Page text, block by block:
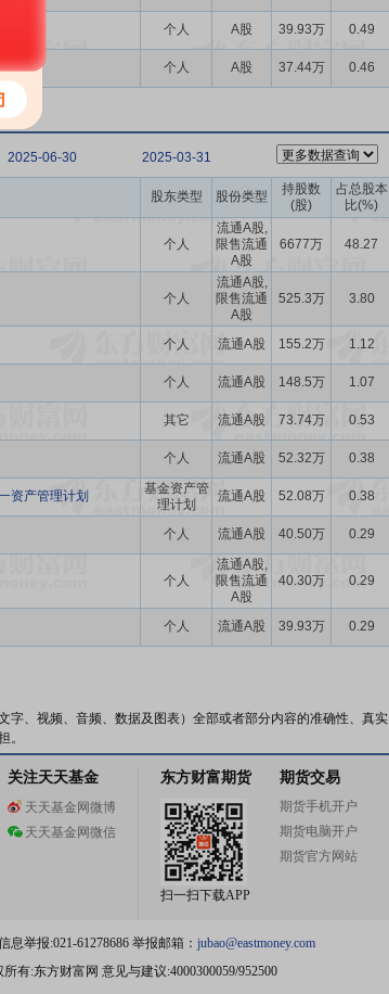
个人 A股 39.93万 0.49
个人 A股 37.44万 0.46
2025-06-30 2025-03-31
股东类型 股份类型
持股数
(股)
占总股本
比(%)
个人
流通A股,
限售流通
A股
6677万 48.27
个人
流通A股,
限售流通
A股
525.3万 3.80
个人 流通A股 155.2万 1.12
个人 流通A股 148.5万 1.07
其它 流通A股 73.74万 0.53
个人 流通A股 52.32万 0.38
资产管理计划
基金资产管
理计划
流通A股 52.08万 0.38
个人 流通A股 40.50万 0.29
个人
流通A股,
限售流通
A股
40.30万 0.29
个人 流通A股 39.93万 0.29
、视频、音频、数据及图表）全部或者部分内容的准确性、真实
。
关注天天基金
天天基金网微博
天天基金网微信
东方财富期货
扫一扫下载APP
期货交易
期货手机开户
期货电脑开户
期货官方网站
举报:021-61278686 举报邮箱： jubao@eastmoney.com
有:东方财富网 意见与建议:4000300059/952500